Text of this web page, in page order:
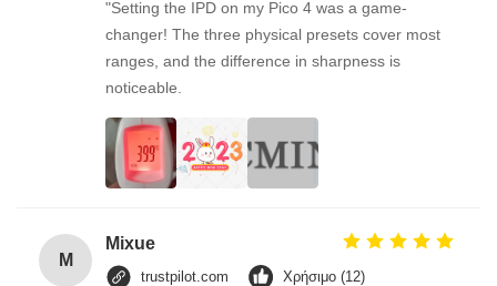
"Setting the IPD on my Pico 4 was a game-
changer! The three physical presets cover most
ranges, and the difference in sharpness is
noticeable.
M
Mixue
trustpilot.com Χρήσιμο (12)